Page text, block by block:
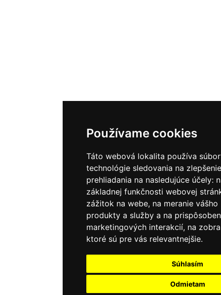
Používame cookies
Táto webová lokalita používa
technológie sledovania na
prehliadania na nasledujúce účely:
základnej funkčnosti webovej
zážitok na webe, na meranie
produkty a služby a na
marketingových interakcií, na
ktoré sú pre vás relevantnejšie.
Súhlasím
Odmietam